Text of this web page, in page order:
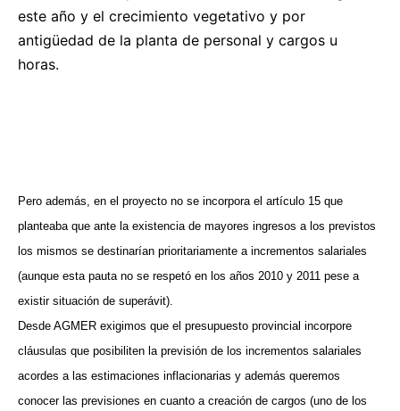
este año y el crecimiento vegetativo y por
antigüedad de la planta de personal y cargos u
horas.
Pero además, en el proyecto no se incorpora el artículo 15 que
planteaba que ante la existencia de mayores ingresos a los previstos
los mismos se destinarían prioritariamente a incrementos salariales
(aunque esta pauta no se respetó en los años 2010 y 2011 pese a
existir situación de superávit).
Desde AGMER exigimos que el presupuesto provincial incorpore
cláusulas que posibiliten la previsión de los incrementos salariales
acordes a las estimaciones inflacionarias y además queremos
conocer las previsiones en cuanto a creación de cargos (uno de los